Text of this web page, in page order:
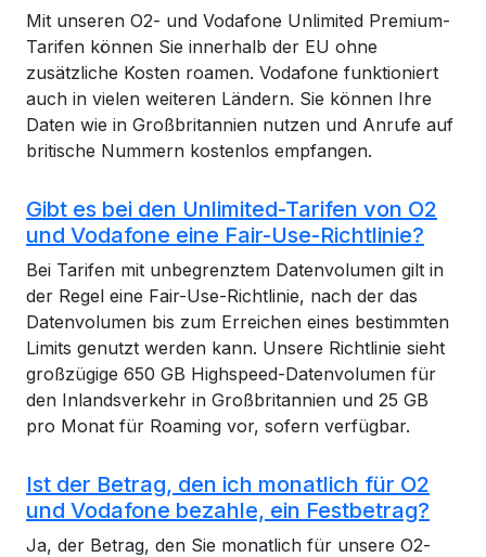
Mit unseren O2- und Vodafone Unlimited Premium-
Tarifen können Sie innerhalb der EU ohne
zusätzliche Kosten roamen. Vodafone funktioniert
auch in vielen weiteren Ländern. Sie können Ihre
Daten wie in Großbritannien nutzen und Anrufe auf
britische Nummern kostenlos empfangen.
Gibt es bei den Unlimited-Tarifen von O2
und Vodafone eine Fair-Use-Richtlinie?
Bei Tarifen mit unbegrenztem Datenvolumen gilt in
der Regel eine Fair-Use-Richtlinie, nach der das
Datenvolumen bis zum Erreichen eines bestimmten
Limits genutzt werden kann. Unsere Richtlinie sieht
großzügige 650 GB Highspeed-Datenvolumen für
den Inlandsverkehr in Großbritannien und 25 GB
pro Monat für Roaming vor, sofern verfügbar.
Ist der Betrag, den ich monatlich für O2
und Vodafone bezahle, ein Festbetrag?
Ja, der Betrag, den Sie monatlich für unsere O2-